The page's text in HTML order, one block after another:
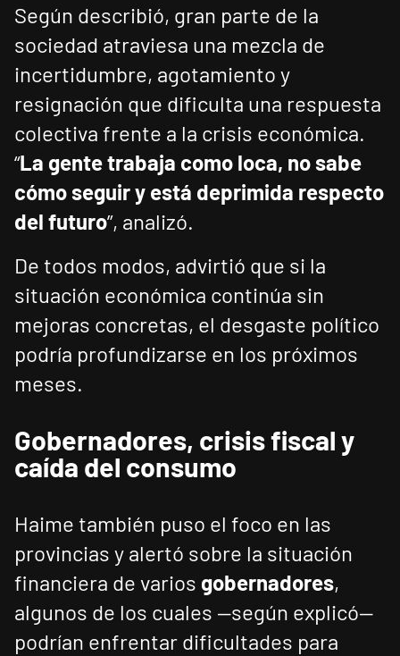
Según describió, gran parte de la
sociedad atraviesa una mezcla de
incertidumbre, agotamiento y
resignación que dificulta una respuesta
colectiva frente a la crisis económica.
“La gente trabaja como loca, no sabe
cómo seguir y está deprimida respecto
del futuro”, analizó.
De todos modos, advirtió que si la
situación económica continúa sin
mejoras concretas, el desgaste político
podría profundizarse en los próximos
meses.
Gobernadores, crisis fiscal y
caída del consumo
Haime también puso el foco en las
provincias y alertó sobre la situación
financiera de varios gobernadores,
algunos de los cuales —según explicó—
podrían enfrentar dificultades para